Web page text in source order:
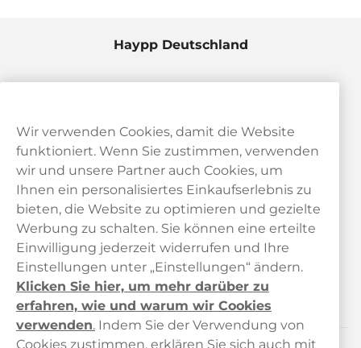
Haypp Deutschland
Kundendienst
Links
Über uns
Wir verwenden Cookies, damit die Website
funktioniert. Wenn Sie zustimmen, verwenden
wir und unsere Partner auch Cookies, um
Ihnen ein personalisiertes Einkaufserlebnis zu
bieten, die Website zu optimieren und gezielte
Werbung zu schalten. Sie können eine erteilte
Einwilligung jederzeit widerrufen und Ihre
Einstellungen unter „Einstellungen“ ändern.
Klicken Sie hier, um mehr darüber zu
erfahren, wie und warum wir Cookies
verwenden. Indem Sie der Verwendung von
Cookies zustimmen, erklären Sie sich auch mit